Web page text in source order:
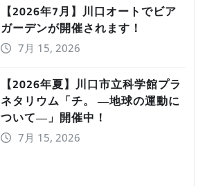
【2026年7月】川口オートでビア
ガーデンが開催されます！
7月 15, 2026
【2026年夏】川口市立科学館プラ
ネタリウム「チ。 ―地球の運動に
ついて―」開催中！
7月 15, 2026